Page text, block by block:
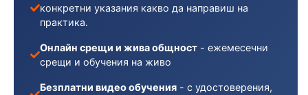
конкретни указания какво да направиш на
практика.
Онлайн срещи и жива общност - ежемесечни
срещи и обучения на живо
Безплатни видео обучения - с удостоверения,